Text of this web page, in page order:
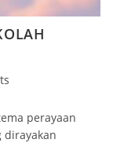
perayaan
dirayakan